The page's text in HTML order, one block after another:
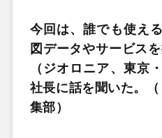
今回は、誰でも使え
図データやサービス
（ジオロニア、東京
社長に話を聞いた。
集部）